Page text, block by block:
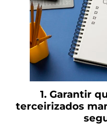
1. Garantir
terceirizados